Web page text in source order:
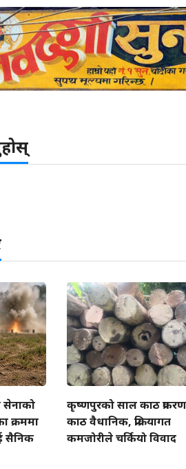
सेनाको
क्रममा
सैनिक
कृष्णपुरको साल काठ
काठ वैधानिक, प्रक्रियागत
कमजोरीले चर्कियो विवाद